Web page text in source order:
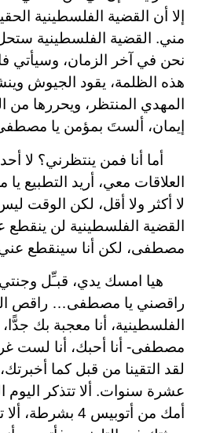
إلا أن القضية الفلسطينية
مني. القضية الفلسطينية ستحل
نحن في آخر الزمان، وسيأتي
هذه الظلمة، يقود الجيوش
المهدي المنتظر، ويحررها من
إيمان، ألستَ بمؤمن يا
أما أنا فمن ينتظرني؟ لا
العلاقات معي، أريد التطبيع
لا أكثر ولا أقل، لكن الوقت
القضية الفلسطينية لن ينقطع
مصطفى، لكن أنا سينقطع
هيا امسك يدي، قبـِّل
راقصني يا مصطفى… راقص
الفلسطينية، أنا معجبة بك
مصطفى- أنا أحبك، أنا لست
لقد التقينا من قبل كما
عشرة سنوات. ألا تتذكر اليوم
أمك من أتوبيس 4